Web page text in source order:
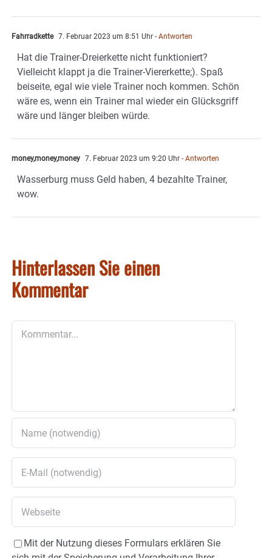
Fahrradkette 7. Februar 2023 um 8:51 Uhr - Antworten
Hat die Trainer-Dreierkette nicht funktioniert?
Vielleicht klappt ja die Trainer-Viererkette;). Spaß
beiseite, egal wie viele Trainer noch kommen. Schön
wäre es, wenn ein Trainer mal wieder ein Glücksgriff
wäre und länger bleiben würde.
money,money,money 7. Februar 2023 um 9:20 Uhr - Antworten
Wasserburg muss Geld haben, 4 bezahlte Trainer,
wow.
Hinterlassen Sie einen
Kommentar
Mit der Nutzung dieses Formulars erklären Sie